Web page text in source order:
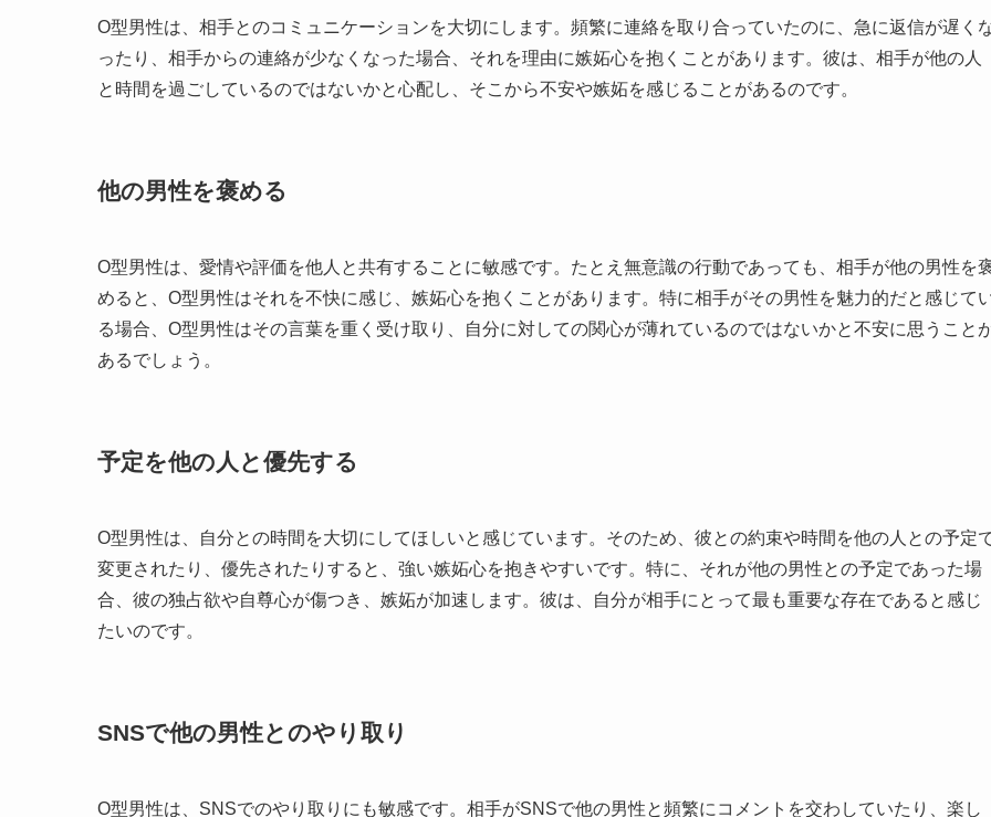
O型男性は、相手とのコミュニケーションを大切にします。頻繁に連絡を取り合っていたのに、急に返信が遅く
ったり、相手からの連絡が少なくなった場合、それを理由に嫉妬心を抱くことがあります。彼は、相手が他の人
と時間を過ごしているのではないかと心配し、そこから不安や嫉妬を感じることがあるのです。
他の男性を褒める
O型男性は、愛情や評価を他人と共有することに敏感です。たとえ無意識の行動であっても、相手が他の男性を
めると、O型男性はそれを不快に感じ、嫉妬心を抱くことがあります。特に相手がその男性を魅力的だと感じて
る場合、O型男性はその言葉を重く受け取り、自分に対しての関心が薄れているのではないかと不安に思うこと
あるでしょう。
予定を他の人と優先する
O型男性は、自分との時間を大切にしてほしいと感じています。そのため、彼との約束や時間を他の人との予定
変更されたり、優先されたりすると、強い嫉妬心を抱きやすいです。特に、それが他の男性との予定であった場
合、彼の独占欲や自尊心が傷つき、嫉妬が加速します。彼は、自分が相手にとって最も重要な存在であると感じ
たいのです。
SNSで他の男性とのやり取り
O型男性は、SNSでのやり取りにも敏感です。相手がSNSで他の男性と頻繁にコメントを交わしていたり、楽し